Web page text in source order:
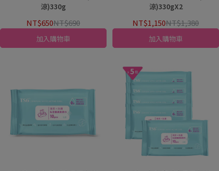
涼)330g
NT$650NT$690
加入購物車
涼)330gX2
NT$1,150NT$1,380
加入購物車